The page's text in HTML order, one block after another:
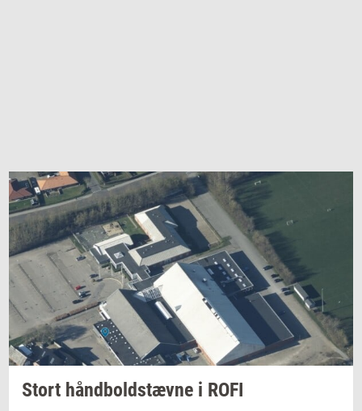
Stort hånd­bold­stæv­ne i ROFI